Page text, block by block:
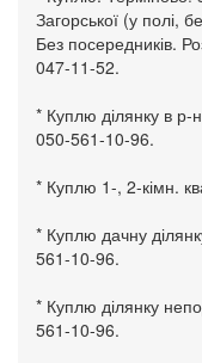
Загорської (у полі,
Без посередників.
047-11-52.
* Куплю ділянку в р-
050-561-10-96.
* Куплю 1-, 2-кімн.
* Куплю дачну
561-10-96.
* Куплю ділянку
561-10-96.